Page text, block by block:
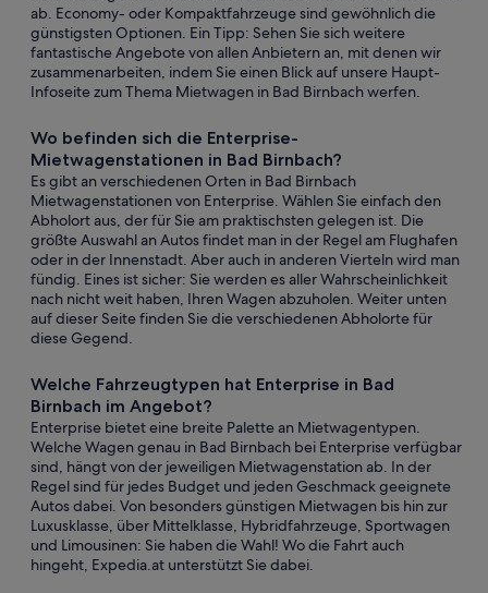
ab. Economy- oder Kompaktfahrzeuge sind gewöhnlich die
günstigsten Optionen. Ein Tipp: Sehen Sie sich weitere
fantastische Angebote von allen Anbietern an, mit denen wir
zusammenarbeiten, indem Sie einen Blick auf unsere Haupt-
Infoseite zum Thema Mietwagen in Bad Birnbach werfen.
Wo befinden sich die Enterprise-
Mietwagenstationen in Bad Birnbach?
Es gibt an verschiedenen Orten in Bad Birnbach
Mietwagenstationen von Enterprise. Wählen Sie einfach den
Abholort aus, der für Sie am praktischsten gelegen ist. Die
größte Auswahl an Autos findet man in der Regel am Flughafen
oder in der Innenstadt. Aber auch in anderen Vierteln wird man
fündig. Eines ist sicher: Sie werden es aller Wahrscheinlichkeit
nach nicht weit haben, Ihren Wagen abzuholen. Weiter unten
auf dieser Seite finden Sie die verschiedenen Abholorte für
diese Gegend.
Welche Fahrzeugtypen hat Enterprise in Bad
Birnbach im Angebot?
Enterprise bietet eine breite Palette an Mietwagentypen.
Welche Wagen genau in Bad Birnbach bei Enterprise verfügbar
sind, hängt von der jeweiligen Mietwagenstation ab. In der
Regel sind für jedes Budget und jeden Geschmack geeignete
Autos dabei. Von besonders günstigen Mietwagen bis hin zur
Luxusklasse, über Mittelklasse, Hybridfahrzeuge, Sportwagen
und Limousinen: Sie haben die Wahl! Wo die Fahrt auch
hingeht, Expedia.at unterstützt Sie dabei.